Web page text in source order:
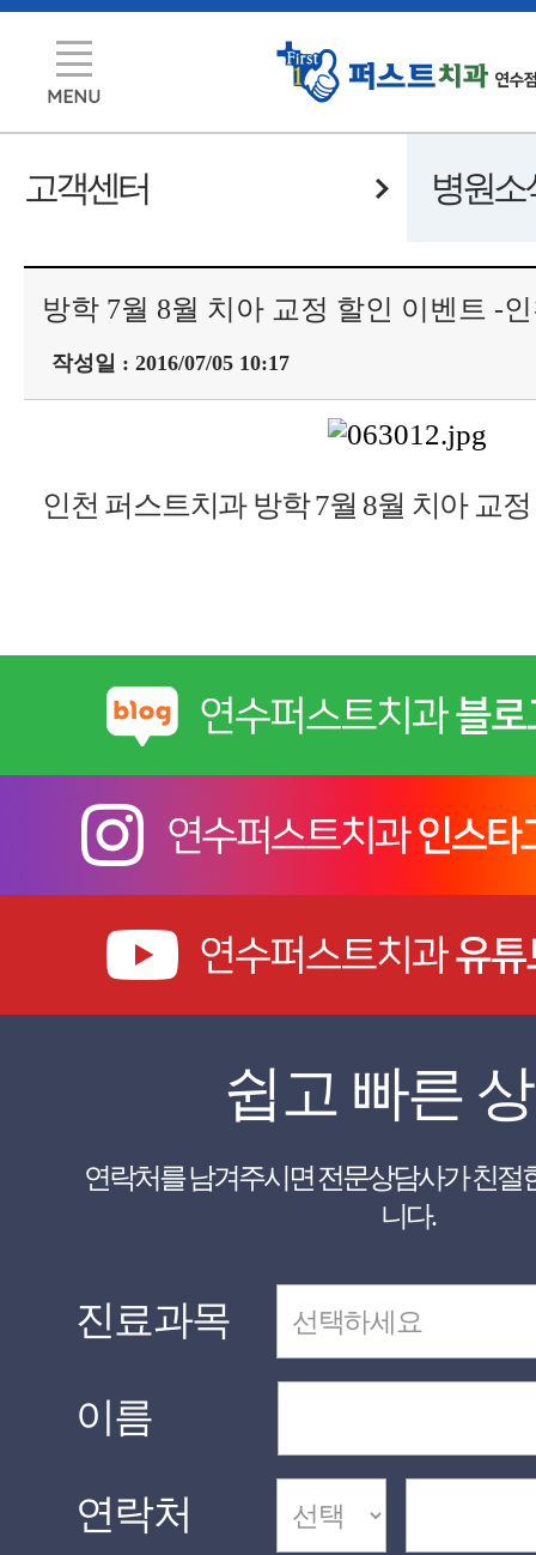
고객센터 병원소
방학 7월 8월 치아 교정 할인 이벤트 -
작성일 : 2016/07/05 10:17
인천 퍼스트치과 방학 7월 8월 치아 교
쉽고 빠른
니다.
진료과목
이름
연락처